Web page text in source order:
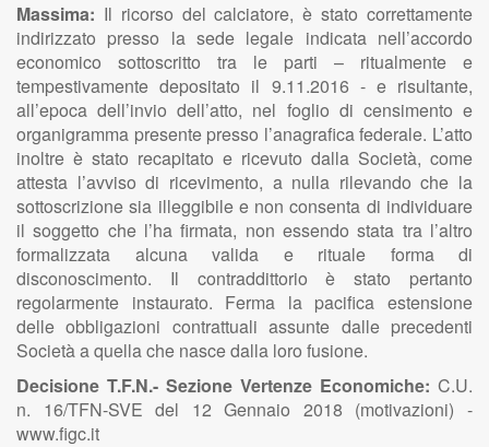
Massima: Il ricorso del calciatore, è stato correttamente
indirizzato presso la sede legale indicata nell’accordo
economico sottoscritto tra le parti – ritualmente e
tempestivamente depositato il 9.11.2016 - e risultante,
all’epoca dell’invio dell’atto, nel foglio di censimento e
organigramma presente presso l’anagrafica federale. L’atto
inoltre è stato recapitato e ricevuto dalla Società, come
attesta l’avviso di ricevimento, a nulla rilevando che la
sottoscrizione sia illeggibile e non consenta di individuare
il soggetto che l’ha firmata, non essendo stata tra l’altro
formalizzata alcuna valida e rituale forma di
disconoscimento. Il contraddittorio è stato pertanto
regolarmente instaurato. Ferma la pacifica estensione
delle obbligazioni contrattuali assunte dalle precedenti
Società a quella che nasce dalla loro fusione.
Decisione T.F.N.- Sezione Vertenze Economiche: C.U.
n. 16/TFN-SVE del 12 Gennaio 2018 (motivazioni) -
www.figc.it